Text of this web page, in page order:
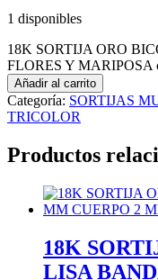
1 disponibles
18K SORTIJA ORO
FLORES Y MARIPOSA
Añadir al carrito
Categoría: SORTIJAS
TRICOLOR
Productos
18K
LISA